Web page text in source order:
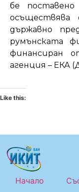
бе
осъществява
държавно
румънската
финансиран
агенция – ЕКА
Like this:
Начало